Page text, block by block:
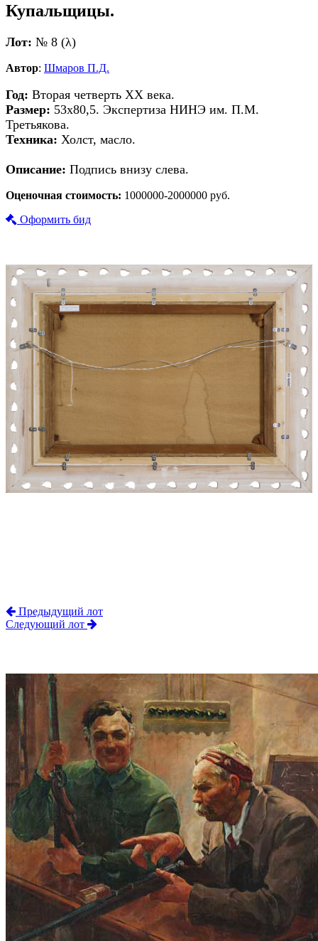
Купальщицы.
Лот: № 8 (λ)
Автор: Шмаров П.Д.
Год: Вторая четверть ХХ века.
Размер: 53х80,5. Экспертиза НИНЭ им. П.М.
Третьякова.
Техника: Холст, масло.
Описание: Подпись внизу слева.
Оценочная стоимость: 1000000-2000000 руб.
Оформить бид
Предыдущий лот
Следующий лот